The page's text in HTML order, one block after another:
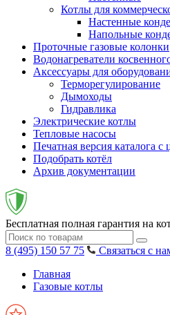
Котлы для
Настенные
Напольные
Проточные газовые колонки
Водонагреватели
Аксессуары для
Терморегулирование
Дымоходы
Гидравлика
Электрические котлы
Тепловые насосы
Печатная версия каталога с
Подобрать котёл
Архив документации
Бесплатная полная гарантия на
8 (495) 150 57 75
Связаться с
Главная
Газовые котлы